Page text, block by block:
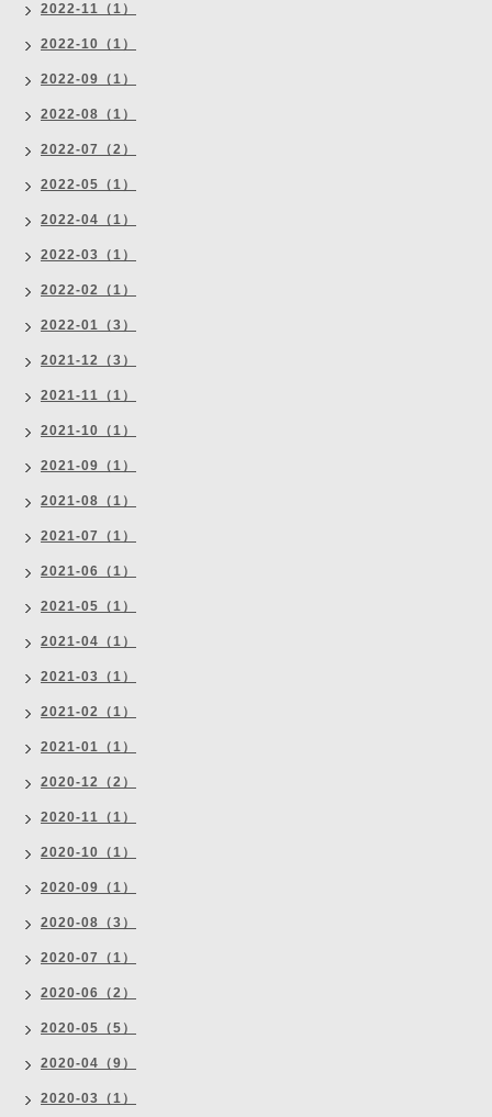
2022-11（1）
2022-10（1）
2022-09（1）
2022-08（1）
2022-07（2）
2022-05（1）
2022-04（1）
2022-03（1）
2022-02（1）
2022-01（3）
2021-12（3）
2021-11（1）
2021-10（1）
2021-09（1）
2021-08（1）
2021-07（1）
2021-06（1）
2021-05（1）
2021-04（1）
2021-03（1）
2021-02（1）
2021-01（1）
2020-12（2）
2020-11（1）
2020-10（1）
2020-09（1）
2020-08（3）
2020-07（1）
2020-06（2）
2020-05（5）
2020-04（9）
2020-03（1）